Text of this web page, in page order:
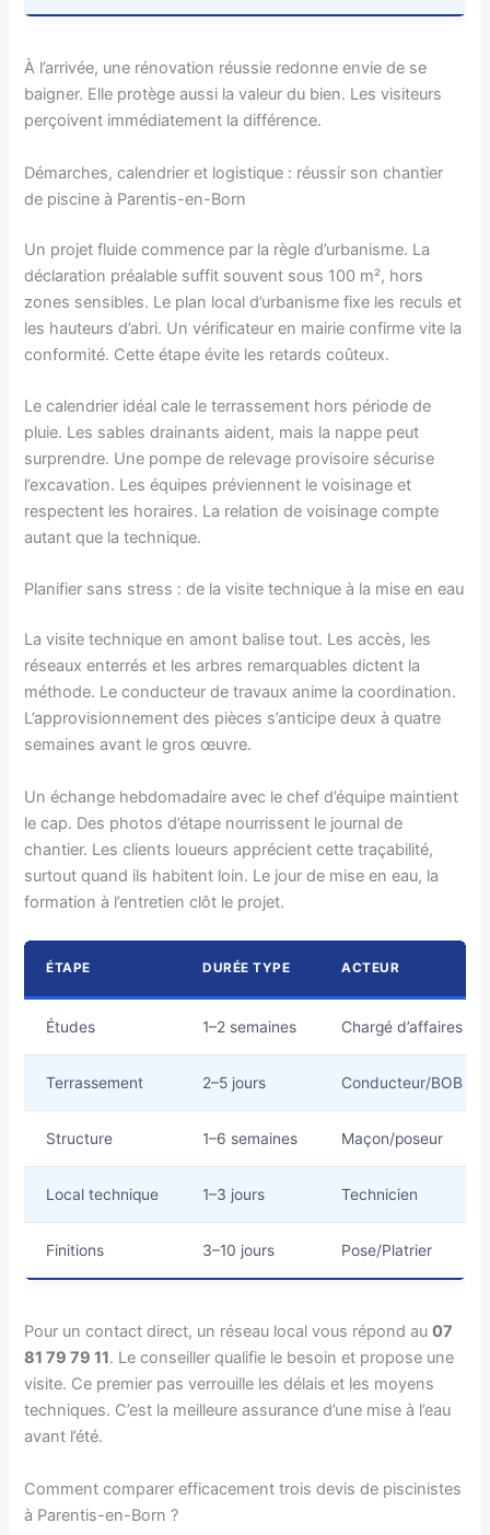
À l’arrivée, une rénovation réussie redonne envie de se
baigner. Elle protège aussi la valeur du bien. Les visiteurs
perçoivent immédiatement la différence.
Démarches, calendrier et logistique : réussir son chantier
de piscine à Parentis-en-Born
Un projet fluide commence par la règle d’urbanisme. La
déclaration préalable suffit souvent sous 100 m², hors
zones sensibles. Le plan local d’urbanisme fixe les reculs et
les hauteurs d’abri. Un vérificateur en mairie confirme vite la
conformité. Cette étape évite les retards coûteux.
Le calendrier idéal cale le terrassement hors période de
pluie. Les sables drainants aident, mais la nappe peut
surprendre. Une pompe de relevage provisoire sécurise
l’excavation. Les équipes préviennent le voisinage et
respectent les horaires. La relation de voisinage compte
autant que la technique.
Planifier sans stress : de la visite technique à la mise en eau
La visite technique en amont balise tout. Les accès, les
réseaux enterrés et les arbres remarquables dictent la
méthode. Le conducteur de travaux anime la coordination.
L’approvisionnement des pièces s’anticipe deux à quatre
semaines avant le gros œuvre.
Un échange hebdomadaire avec le chef d’équipe maintient
le cap. Des photos d’étape nourrissent le journal de
chantier. Les clients loueurs apprécient cette traçabilité,
surtout quand ils habitent loin. Le jour de mise en eau, la
formation à l’entretien clôt le projet.
ÉTAPE DURÉE TYPE ACTEUR
Études 1–2 semaines Chargé d’affaires
Terrassement 2–5 jours Conducteur/BOB
Structure 1–6 semaines Maçon/poseur
Local technique 1–3 jours Technicien
Finitions 3–10 jours Pose/Platrier
Pour un contact direct, un réseau local vous répond au07
81 79 79 11. Le conseiller qualifie le besoin et propose une
visite. Ce premier pas verrouille les délais et les moyens
techniques. C’est la meilleure assurance d’une mise à l’eau
avant l’été.
Comment comparer efficacement trois devis de piscinistes
à Parentis-en-Born ?